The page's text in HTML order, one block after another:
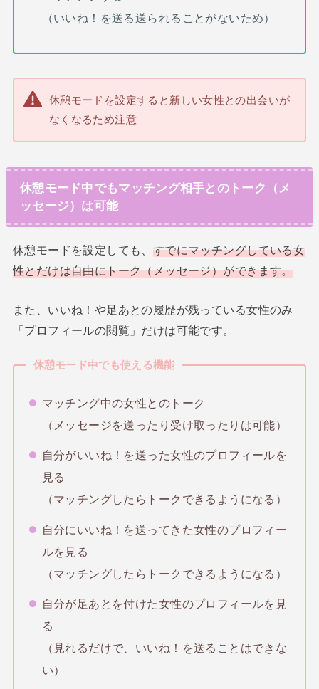
（いいね！を送る送られることがないため）
休憩モードを設定すると新しい女性との出会いが
なくなるため注意
休憩モード中でもマッチング相手とのトーク（メ
ッセージ）は可能
休憩モードを設定しても、 すでにマッチングしている女
性とだけは自由にトーク（メッセージ）ができます。
また、いいね！や足あとの履歴が残っている女性のみ
「プロフィールの閲覧」だけは可能です。
休憩モード中でも使える機能
マッチング中の女性とのトーク
（メッセージを送ったり受け取ったりは可能）
自分がいいね！を送った女性のプロフィールを
見る
（マッチングしたらトークできるようになる）
自分にいいね！を送ってきた女性のプロフィー
ルを見る
（マッチングしたらトークできるようになる）
自分が足あとを付けた女性のプロフィールを見
る
（見れるだけで、いいね！を送ることはできな
い）